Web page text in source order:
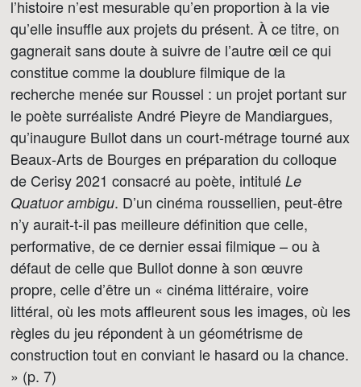
l’histoire n’est mesurable qu’en proportion à la vie
qu’elle insuffle aux projets du présent. À ce titre, on
gagnerait sans doute à suivre de l’autre œil ce qui
constitue comme la doublure filmique de la
recherche menée sur Roussel : un projet portant sur
le poète surréaliste André Pieyre de Mandiargues,
qu’inaugure Bullot dans un court-métrage tourné aux
Beaux-Arts de Bourges en préparation du colloque
de Cerisy 2021 consacré au poète, intitulé Le
Quatuor ambigu. D’un cinéma roussellien, peut-être
n’y aurait-t-il pas meilleure définition que celle,
performative, de ce dernier essai filmique – ou à
défaut de celle que Bullot donne à son œuvre
propre, celle d’être un « cinéma littéraire, voire
littéral, où les mots affleurent sous les images, où les
règles du jeu répondent à un géométrisme de
construction tout en conviant le hasard ou la chance.
» (p. 7)